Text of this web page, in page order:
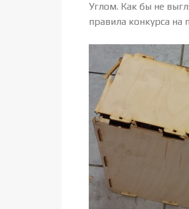
Углом. Как бы не
правила конкурса на